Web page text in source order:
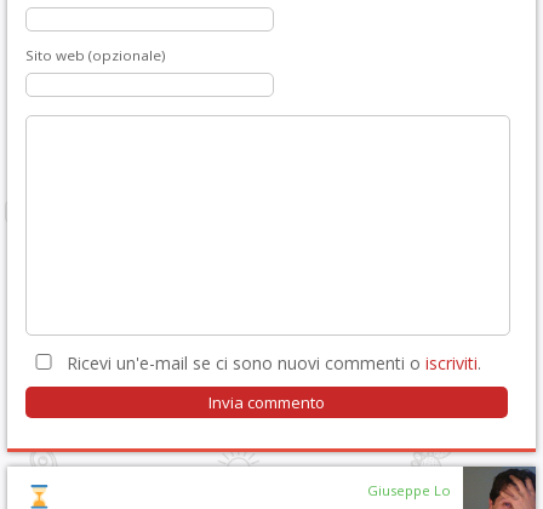
Sito web (opzionale)
Ricevi un'e-mail se ci sono nuovi commenti o iscriviti.
Giuseppe Lo